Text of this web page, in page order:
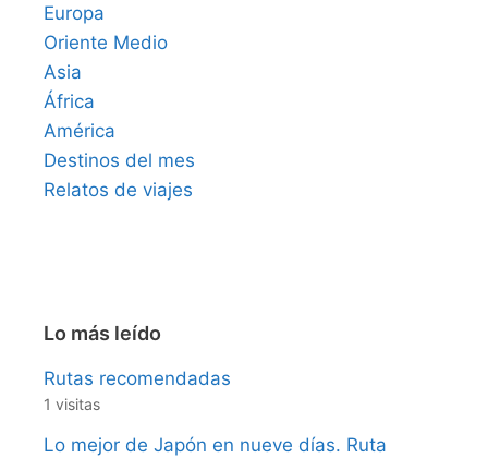
Europa
Oriente Medio
Asia
África
América
Destinos del mes
Relatos de viajes
Lo más leído
Rutas recomendadas
1 visitas
Lo mejor de Japón en nueve días. Ruta